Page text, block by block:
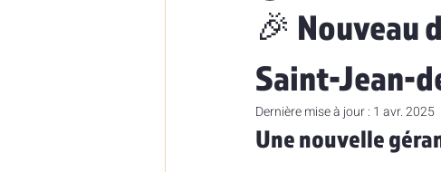
🎉 Nouveau
Saint-Jean-
Dernière mise à jour : 1 avr. 2025
Une nouvelle